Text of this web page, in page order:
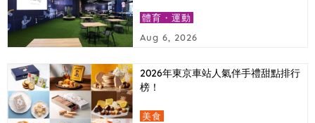
體育・運動
Aug 6, 2026
2026年東京車站人氣伴手禮甜點排行
榜！
美食